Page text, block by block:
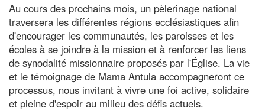
Au cours des prochains mois, un pèlerinage national
traversera les différentes régions ecclésiastiques afin
d'encourager les communautés, les paroisses et les
écoles à se joindre à la mission et à renforcer les liens
de synodalité missionnaire proposés par l'Église. La vie
et le témoignage de Mama Antula accompagneront ce
processus, nous invitant à vivre une foi active, solidaire
et pleine d'espoir au milieu des défis actuels.